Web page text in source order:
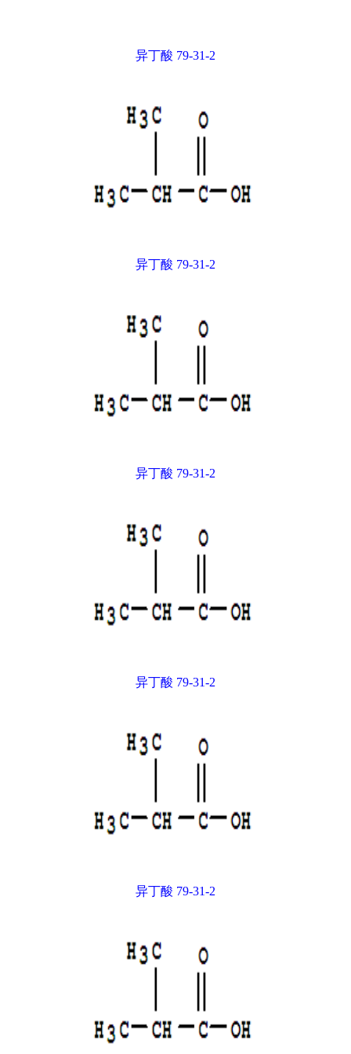
异丁酸 79-31-2
异丁酸 79-31-2
异丁酸 79-31-2
异丁酸 79-31-2
异丁酸 79-31-2